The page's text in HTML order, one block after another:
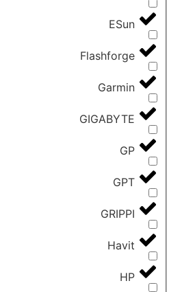
ESun
Flashforge
Garmin
GIGABYTE
GP
GPT
GRIPPI
Havit
HP